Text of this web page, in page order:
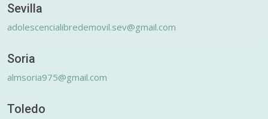
Sevilla
adolescencialibredemovil.sev@gmail.com
Soria
almsoria975@gmail.com
Toledo